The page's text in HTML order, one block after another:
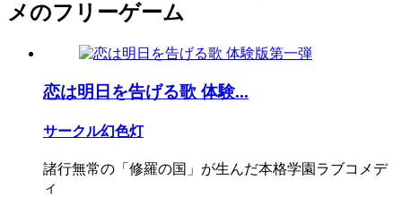
メのフリーゲーム
恋は明日を告げる歌 体験...
サークル幻色灯
諸行無常の「修羅の国」が生んだ本格学園ラブコメデ
ィ